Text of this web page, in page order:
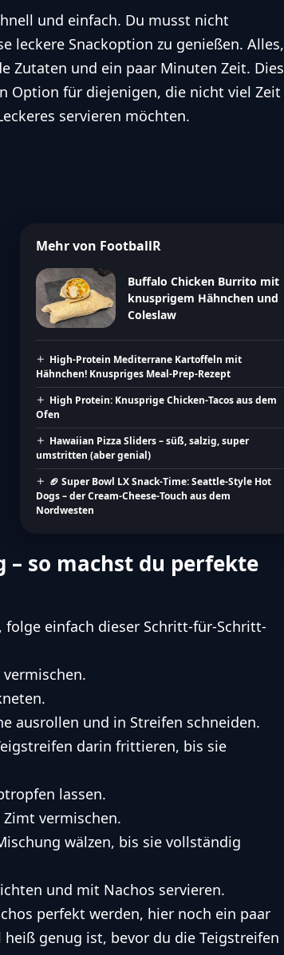
und einfach. Du musst nicht
leckere Snackoption zu genießen. Alles,
Zutaten und ein paar Minuten Zeit. Dies
Option für diejenigen, die nicht viel Zeit
servieren möchten.
Mehr von FootballR
Buffalo Chicken Burrito mit
knusprigem Hähnchen und
Coleslaw
High-Protein Mediterrane Kartoffeln mit
Hähnchen! Knuspriges Meal-Prep-Rezept
High Protein: Knusprige Chicken-Tacos aus dem
Ofen
Hawaiian Pizza Sliders – süß, salzig, super
umstritten (aber genial)
🏈 Super Bowl LX Snack-Time: Seattle-Style Hot
Dogs – der Cream-Cheese-Touch aus dem
Nordwesten
so machst du perfekte
einfach dieser Schritt-für-Schritt-
vermischen.
ausrollen und in Streifen schneiden.
darin frittieren, bis sie
lassen.
vermischen.
wälzen, bis sie vollständig
und mit Nachos servieren.
perfekt werden, hier noch ein paar
heiß genug ist, bevor du die Teigstreifen